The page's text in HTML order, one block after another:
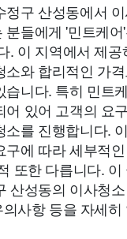
정구 산성동에서
분들에게 '민트케
. 이 지역에서 제
소와 합리적인 가
습니다. 특히 민트
어 있어 고객의 요
소를 진행합니다.
구에 따라 세부적
또한 다릅니다.
산성동의 이사청
사항 등을 자세히